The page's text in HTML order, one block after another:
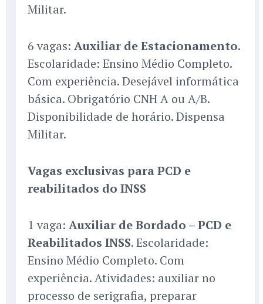
Militar.
6 vagas: Auxiliar de Estacionamento.
Escolaridade: Ensino Médio Completo.
Com experiência. Desejável informática
básica. Obrigatório CNH A ou A/B.
Disponibilidade de horário. Dispensa
Militar.
Vagas exclusivas para PCD e
reabilitados do INSS
1 vaga: Auxiliar de Bordado – PCD e
Reabilitados INSS. Escolaridade:
Ensino Médio Completo. Com
experiência. Atividades: auxiliar no
processo de serigrafia, preparar